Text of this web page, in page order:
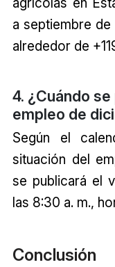
a septiembre
alrededor de
4. ¿Cuándo
empleo de
Según el
situación del
se publicará el
las 8:30 a. m.,
Conclusión